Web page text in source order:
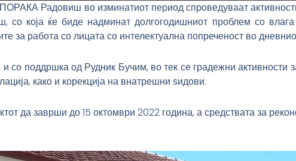
Радовиш во изминатиот период спроведуваат активности
која ќе биде надминат долгогодишниот проблем со
за работа со лицата со интелектуална попреченост во
поддршка од Рудник Бучим, во тек се градежни активности
како и корекција на внатрешни ѕидови.
да заврши до 15 октомври 2022 година, а средствата за